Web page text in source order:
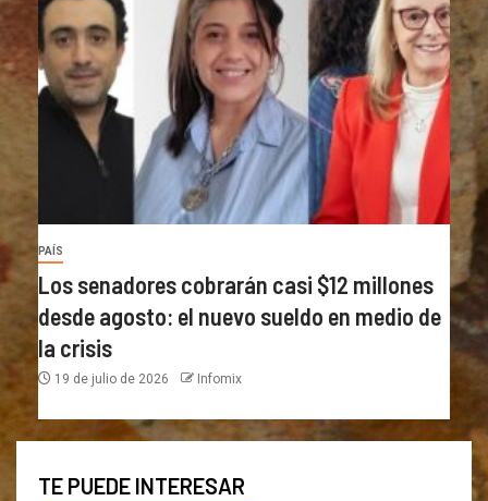
PAÍS
Los senadores cobrarán casi $12 millones
desde agosto: el nuevo sueldo en medio de
la crisis
19 de julio de 2026 Infomix
TE PUEDE INTERESAR